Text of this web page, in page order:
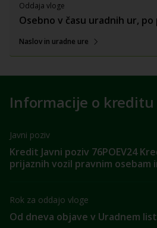
Informacije o kreditu
Javni poziv
Kredit Javni poziv 76POEV24
prijaznih vozil pravnim osebam
Rok za oddajo vloge
Od dneva objave v Uradnem
Oddaja vloge
Osebno v času uradnih ur,
Naslov in uradne ure